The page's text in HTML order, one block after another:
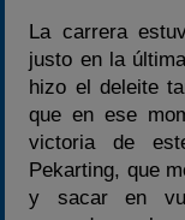
La carrera
justo en la
hizo el deleite
que en ese
victoria de
Pekarting, que
y sacar en